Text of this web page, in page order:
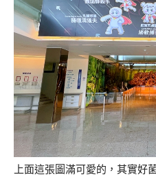
上面這張圖滿可愛的，其實好